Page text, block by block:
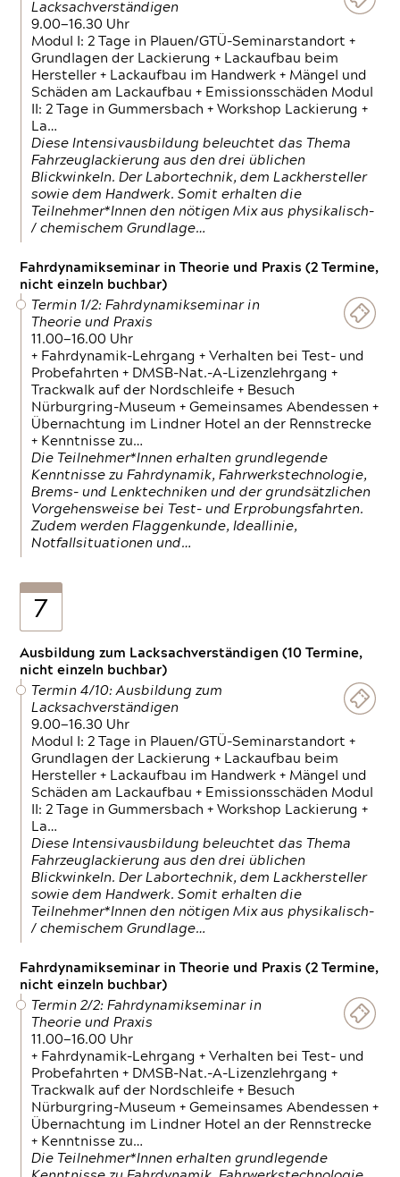
Lacksachverständigen
9.00—16.30 Uhr
Modul I: 2 Tage in Plauen/GTÜ-Seminarstandort +
Grundlagen der Lackierung + Lackaufbau beim
Hersteller + Lackaufbau im Handwerk + Mängel und
Schäden am Lackaufbau + Emissionsschäden Modul
II: 2 Tage in Gummersbach + Workshop Lackierung +
La…
Diese Intensivausbildung beleuchtet das Thema
Fahrzeuglackierung aus den drei üblichen
Blickwinkeln. Der Labortechnik, dem Lackhersteller
sowie dem Handwerk. Somit erhalten die
Teilnehmer*Innen den nötigen Mix aus physikalisch-
/ chemischem Grundlage…
Fahrdynamikseminar in Theorie und Praxis (2 Termine,
nicht einzeln buchbar)
Termin 1/2: Fahrdynamikseminar in
Theorie und Praxis
11.00—16.00 Uhr
+ Fahrdynamik-Lehrgang + Verhalten bei Test- und
Probefahrten + DMSB-Nat.-A-Lizenzlehrgang +
Trackwalk auf der Nordschleife + Besuch
Nürburgring-Museum + Gemeinsames Abendessen +
Übernachtung im Lindner Hotel an der Rennstrecke
+ Kenntnisse zu…
Die Teilnehmer*Innen erhalten grundlegende
Kenntnisse zu Fahrdynamik, Fahrwerkstechnologie,
Brems- und Lenktechniken und der grundsätzlichen
Vorgehensweise bei Test- und Erprobungsfahrten.
Zudem werden Flaggenkunde, Ideallinie,
Notfallsituationen und…
7
Ausbildung zum Lacksachverständigen (10 Termine,
nicht einzeln buchbar)
Termin 4/10: Ausbildung zum
Lacksachverständigen
9.00—16.30 Uhr
Modul I: 2 Tage in Plauen/GTÜ-Seminarstandort +
Grundlagen der Lackierung + Lackaufbau beim
Hersteller + Lackaufbau im Handwerk + Mängel und
Schäden am Lackaufbau + Emissionsschäden Modul
II: 2 Tage in Gummersbach + Workshop Lackierung +
La…
Diese Intensivausbildung beleuchtet das Thema
Fahrzeuglackierung aus den drei üblichen
Blickwinkeln. Der Labortechnik, dem Lackhersteller
sowie dem Handwerk. Somit erhalten die
Teilnehmer*Innen den nötigen Mix aus physikalisch-
/ chemischem Grundlage…
Fahrdynamikseminar in Theorie und Praxis (2 Termine,
nicht einzeln buchbar)
Termin 2/2: Fahrdynamikseminar in
Theorie und Praxis
11.00—16.00 Uhr
+ Fahrdynamik-Lehrgang + Verhalten bei Test- und
Probefahrten + DMSB-Nat.-A-Lizenzlehrgang +
Trackwalk auf der Nordschleife + Besuch
Nürburgring-Museum + Gemeinsames Abendessen +
Übernachtung im Lindner Hotel an der Rennstrecke
+ Kenntnisse zu…
Die Teilnehmer*Innen erhalten grundlegende